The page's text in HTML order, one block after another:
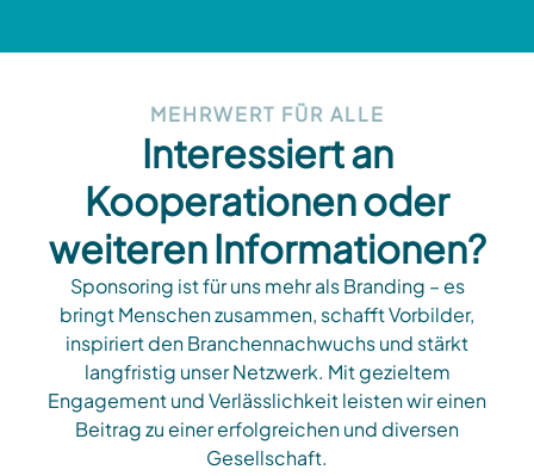
MEHRWERT FÜR ALLE
Interessiert an
Kooperationen oder
weiteren Informationen?
Sponsoring ist für uns mehr als Branding – es
bringt Menschen zusammen, schafft Vorbilder,
inspiriert den Branchennachwuchs und stärkt
langfristig unser Netzwerk. Mit gezieltem
Engagement und Verlässlichkeit leisten wir einen
Beitrag zu einer erfolgreichen und diversen
Gesellschaft.